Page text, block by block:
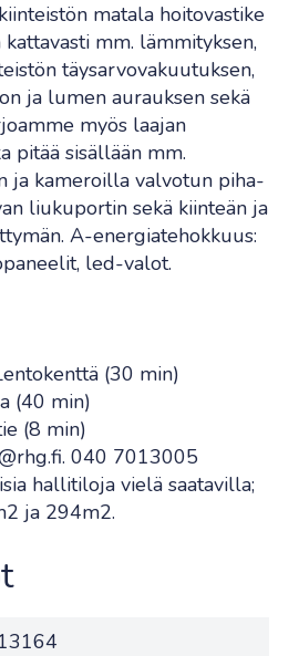
matala hoitovastike
mm. lämmityksen,
täysarvovakuutuksen,
ja lumen aurauksen sekä
myös laajan
pitää sisällään mm.
ja kameroilla valvotun piha-
liukuportin sekä kiinteän ja
A-energiatehokkuus:
led-valot.
(30 min)
(40 min)
(8 min)
040 7013005
hallitiloja vielä saatavilla;
ja 294m2.